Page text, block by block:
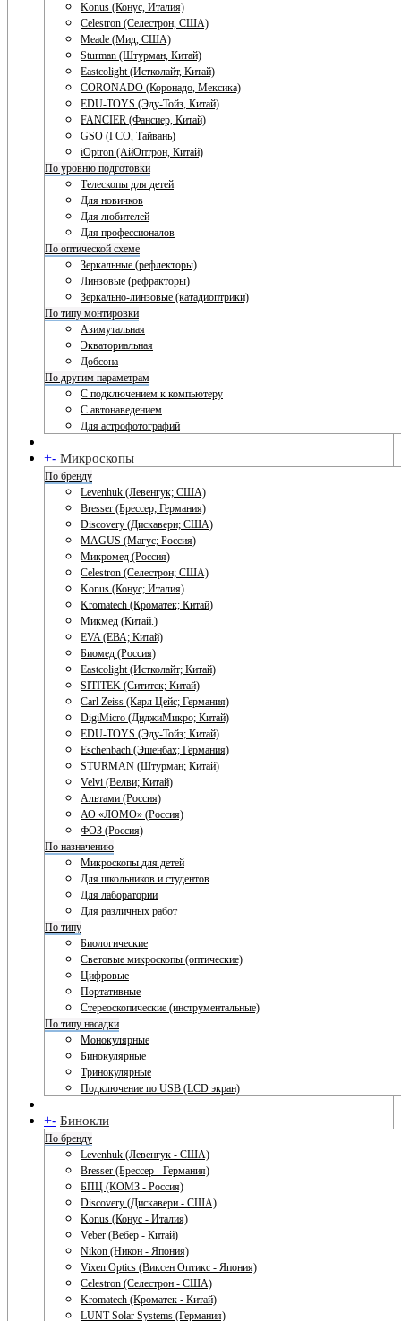
Konus (Конус, Италия)
Celestron (Селестрон, США)
Meade (Мид, США)
Sturman (Штурман, Китай)
Eastcolight (Истколайт, Китай)
CORONADO (Коронадо, Мексика)
EDU-TOYS (Эду-Тойз, Китай)
FANCIER (Фансиер, Китай)
GSO (ГСО, Тайвань)
iOptron (АйОптрон, Китай)
По уровню подготовки
Телескопы для детей
Для новичков
Для любителей
Для профессионалов
По оптической схеме
Зеркальные (рефлекторы)
Линзовые (рефракторы)
Зеркально-линзовые (катадиоптрики)
По типу монтировки
Азимутальная
Экваториальная
Добсона
По другим параметрам
С подключением к компьютеру
С автонаведением
Для астрофотографий
+- Микроскопы
По бренду
Levenhuk (Левенгук; США)
Bresser (Брессер; Германия)
Discovery (Дискавери; США)
MAGUS (Магус; Россия)
Микромед (Россия)
Celestron (Селестрон; США)
Konus (Конус; Италия)
Kromatech (Кроматек; Китай)
Микмед (Китай.)
EVA (ЕВА; Китай)
Биомед (Россия)
Eastcolight (Истколайт; Китай)
SITITEK (Сититек; Китай)
Carl Zeiss (Карл Цейс; Германия)
DigiMicro (ДиджиМикро; Китай)
EDU-TOYS (Эду-Тойз; Китай)
Eschenbach (Эшенбах; Германия)
STURMAN (Штурман; Китай)
Velvi (Велви; Китай)
Альтами (Россия)
АО «ЛОМО» (Россия)
ФОЗ (Россия)
По назначению
Микроскопы для детей
Для школьников и студентов
Для лаборатории
Для различных работ
По типу
Биологические
Световые микроскопы (оптические)
Цифровые
Портативные
Стереоскопические (инструментальные)
По типу насадки
Монокулярные
Бинокулярные
Тринокулярные
Подключение по USB (LCD экран)
+- Бинокли
По бренду
Levenhuk (Левенгук - США)
Bresser (Брессер - Германия)
БПЦ (КОМЗ - Россия)
Discovery (Дискавери - США)
Konus (Конус - Италия)
Veber (Вебер - Китай)
Nikon (Никон - Япония)
Vixen Optics (Виксен Оптикс - Япония)
Celestron (Селестрон - США)
Kromatech (Кроматек - Китай)
LUNT Solar Systems (Германия)